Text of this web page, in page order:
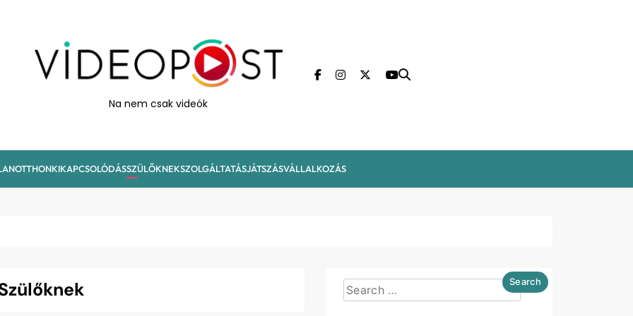
VideoPost
Na nem csak videók
OTTHONKIKAPCSOLÓDÁSSZÜLŐKNEKSZOLGÁLTATÁSJÁTSZÁSVÁLLALKOZÁS